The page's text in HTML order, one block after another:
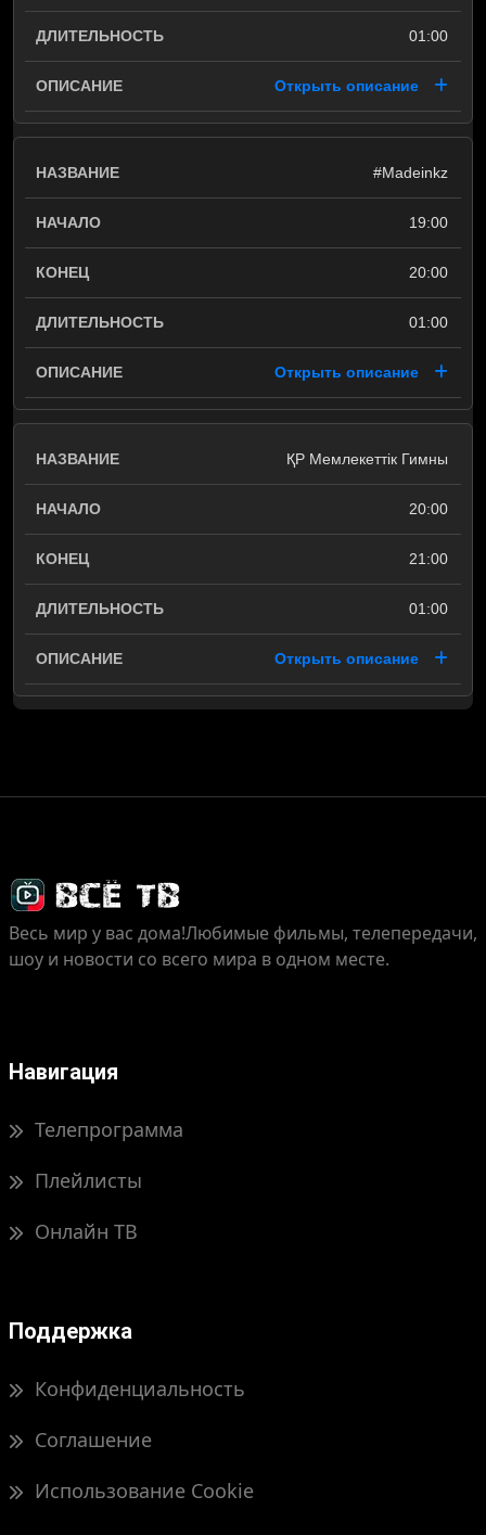
01:00
Открыть описание
#Madeinkz
19:00
20:00
01:00
Открыть описание
ҚР Мемлекеттік Гимны
20:00
21:00
01:00
Открыть описание
Весь мир у вас дома!Любимые фильмы, телепередачи,
шоу и новости со всего мира в одном месте.
Навигация
Телепрограмма
Плейлисты
Онлайн ТВ
Поддержка
Конфиденциальность
Соглашение
Использование Cookie